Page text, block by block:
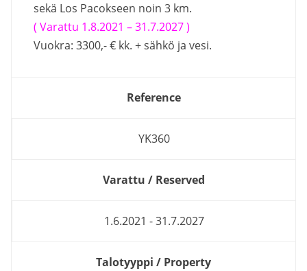
sekä Los Pacokseen noin 3 km.
( Varattu 1.8.2021 – 31.7.2027 )
Vuokra: 3300,- € kk. + sähkö ja vesi.
Reference
YK360
Varattu / Reserved
1.6.2021 - 31.7.2027
Talotyyppi / Property